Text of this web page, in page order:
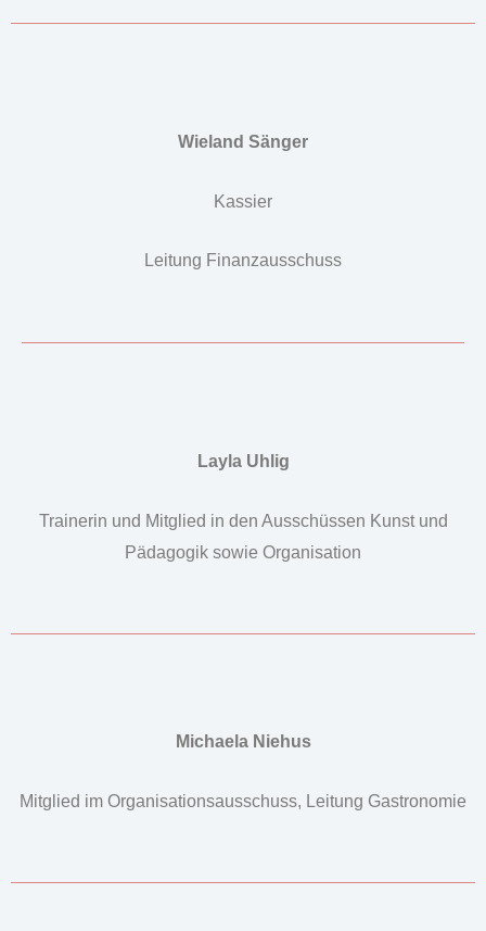
Wieland Sänger
Kassier
Leitung Finanzausschuss
Layla Uhlig
Trainerin und Mitglied in den Ausschüssen Kunst und
Pädagogik sowie Organisation
Michaela Niehus
Mitglied im Organisationsausschuss, Leitung Gastronomie